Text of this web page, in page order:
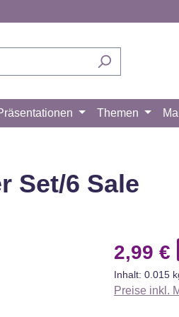
Themen
Set/6 Sale
2,99 €
Inhalt: 0.015
Preise inkl.